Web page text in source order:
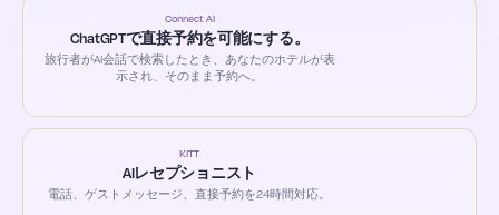
Connect AI
ChatGPTで直接予約を可能にする。
旅行者がAI会話で検索したとき、あなたのホテルが表
示され、そのまま予約へ。
KITT
AIレセプショニスト
電話、ゲストメッセージ、直接予約を24時間対応。